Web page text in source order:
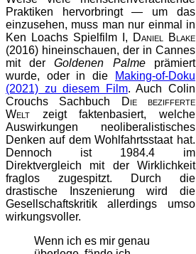
Praktiken hervorbringt — um das
einzusehen, muss man nur einmal in
Ken Loachs Spielfilm
I, Daniel Blake
(2016) hineinschauen, der in Cannes
mit derGoldenen Palmeprämiert
wurde, oder in die
Making-of-Doku
(2021) zu diesem Film. Auch Colin
Crouchs Sachbuch
Die bezifferte
Welt zeigt faktenbasiert, welche
Auswirkungen neoliberalistisches
Denken auf dem Wohlfahrtsstaat hat.
Dennoch ist 1984.4 im
Direktvergleich mit der Wirklichkeit
fraglos zugespitzt. Durch die
drastische Inszenierung wird die
Gesellschaftskritik allerdings umso
wirkungsvoller.
Wenn ich es mir genau